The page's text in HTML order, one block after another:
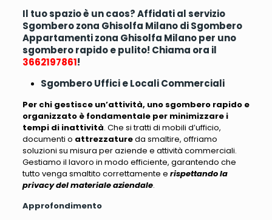
Il tuo spazio è un caos? Affidati al servizio
Sgombero zona Ghisolfa Milano di Sgombero
Appartamenti zona Ghisolfa Milano per uno
sgombero rapido e pulito! Chiama ora il
3662197861!
Sgombero Uffici e Locali Commerciali
Per chi gestisce un’attività, uno sgombero rapido e
organizzato è fondamentale per minimizzare i
tempi di inattività. Che si tratti di mobili d’ufficio,
documenti o attrezzatureda smaltire, offriamo
soluzioni su misura per aziende e attività commerciali.
Gestiamo il lavoro in modo efficiente, garantendo che
tutto venga smaltito correttamente e rispettando la
privacy del materiale aziendale.
Approfondimento